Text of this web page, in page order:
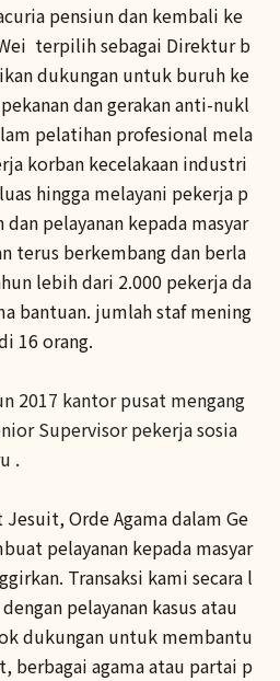
pensiun dan kembali ke
terpilih sebagai Direktur b
dukungan untuk buruh ke
dan gerakan anti-nukl
pelatihan profesional mela
korban kecelakaan industri
hingga melayani pekerja p
pelayanan kepada masyar
terus berkembang dan berla
lebih dari 2.000 pekerja da
bantuan. jumlah staf mening
16 orang.
2017 kantor pusat mengang
Supervisor pekerja sosia
.
Orde Agama dalam Ge
pelayanan kepada masyar
Transaksi kami secara l
pelayanan kasus atau
dukungan untuk membantu
berbagai agama atau partai p